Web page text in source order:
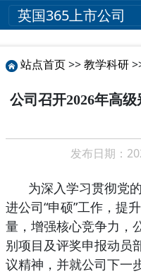
英国365上市公司
站点首页>>教学科研
公司召开2026年高
发布日期：
为深入学习贯彻党
进公司“申硕”工作，提
量，增强核心竞争力，
别项目及评奖申报动员
议精神，并就公司下一